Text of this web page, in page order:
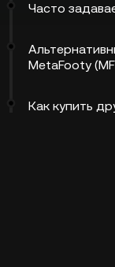
Часто
MetaFooty
Как купить